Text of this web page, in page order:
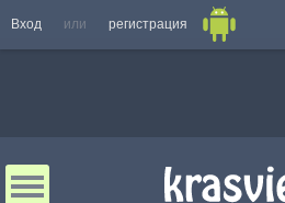
Вход или регистрация